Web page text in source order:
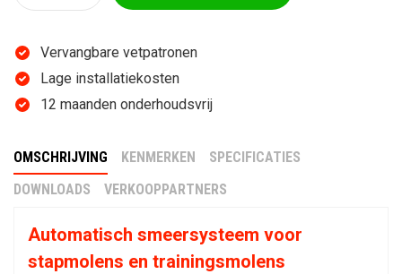
Vervangbare vetpatronen
Lage installatiekosten
12 maanden onderhoudsvrij
OMSCHRIJVING KENMERKEN
SPECIFICATIES
DOWNLOADS
VERKOOPPARTNERS
Automatisch smeersysteem voor
stapmolens en trainingsmolens